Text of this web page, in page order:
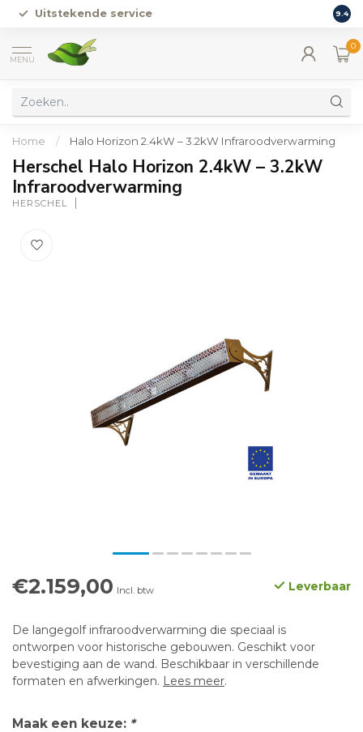
Uitstekende service 9.4
MENU
0
Home / Halo Horizon 2.4kW – 3.2kW Infraroodverwarming
Herschel Halo Horizon 2.4kW – 3.2kW
Infraroodverwarming
HERSCHEL
€2.159,00 Incl. btw Leverbaar
De langegolf infraroodverwarming die speciaal is
ontworpen voor historische gebouwen. Geschikt voor
bevestiging aan de wand. Beschikbaar in verschillende
formaten en afwerkingen. Lees meer.
Maak een keuze: *